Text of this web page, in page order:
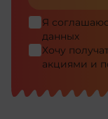
Я
данных
Хочу
акциями и